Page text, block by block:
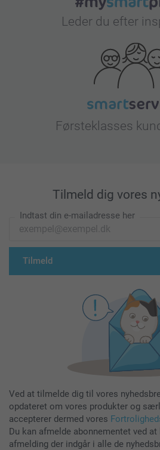
Leder du efter
Førsteklasses
Tilmeld dig vores
Indtast din e-mailadresse her
Tilmeld
Ved at tilmelde dig til vores
opdateret om vores produkter og
accepterer dermed vores
Du kan afmelde abonnementet ved
afmelding der indgår i alle de